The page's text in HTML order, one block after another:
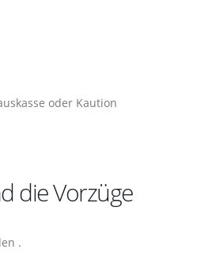
oder Kaution
die Vorzüge
.